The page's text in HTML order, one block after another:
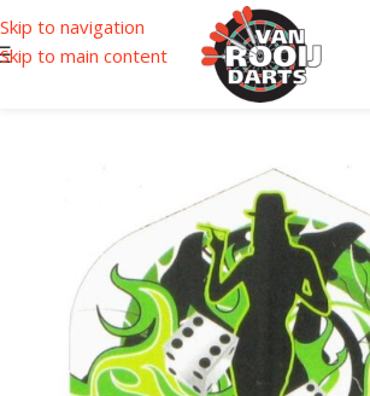
Skip to navigation
Skip to main content